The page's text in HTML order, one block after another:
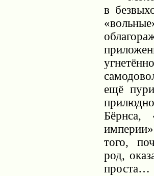
в
ещё
Бёрнса,
того,
род,
проста…